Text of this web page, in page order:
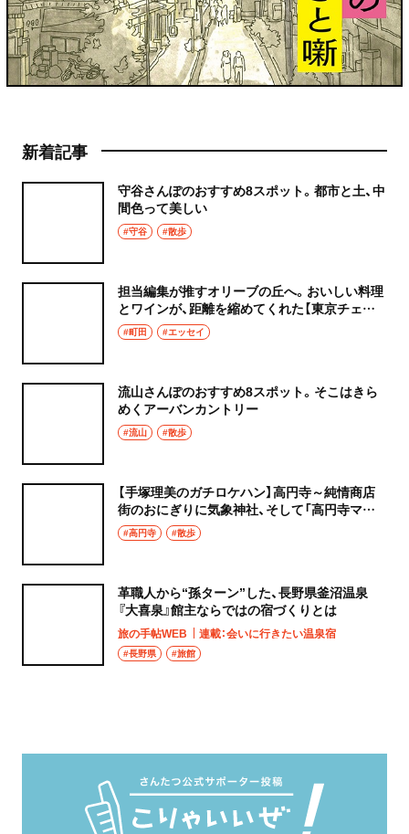
新着記事
守谷さんぽのおすすめ8スポット。都市と土、中
間色って美しい
#守谷 #散歩
担当編集が推すオリーブの丘へ。おいしい料理
とワインが、距離を縮めてくれた【東京チェン
飯diary】
#町田 #エッセイ
流山さんぽのおすすめ8スポット。そこはきら
めくアーバンカントリー
#流山 #散歩
【手塚理美のガチロケハン】高円寺～純情商店
街のおにぎりに気象神社、そして「高円寺マシ
タ」へ！
#高円寺 #散歩
革職人から“孫ターン”した、長野県釜沼温泉
『大喜泉』館主ならではの宿づくりとは
旅の手帖WEB 連載：会いに行きたい温泉宿
#長野県 #旅館